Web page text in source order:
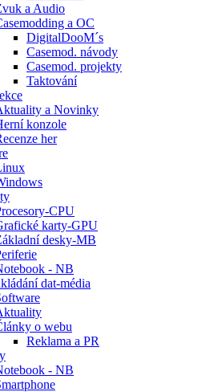
a Audio
a OC
DigitalDooM´s
Casemod. návody
Casemod. projekty
Taktování
a Novinky
konzole
her
CPU
karty-GPU
desky-MB
- NB
dat-média
o webu
Reklama a PR
- NB